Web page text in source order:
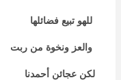
للهو تبيع فضائلها
والعز ونخوة من ربت
لكن عجائن أحمدنا